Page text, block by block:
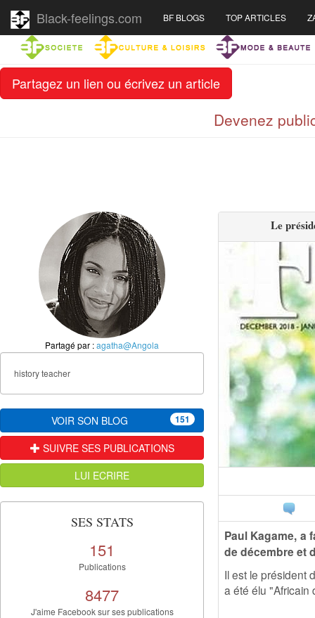
Partagez un lien ou écrivez un article
Black-feelings.com BF BLOGS TOP ARTICLES
Devenez
Le
Paul Kagame, a
de décembre et
Il est le président
a été élu "Africain
Partagé par :agatha@Angola
history teacher
VOIR SON BLOG 151
SUIVRE SES PUBLICATIONS
LUI ECRIRE
SES STATS
151
Publications
8477
J'aime Facebook sur ses publications